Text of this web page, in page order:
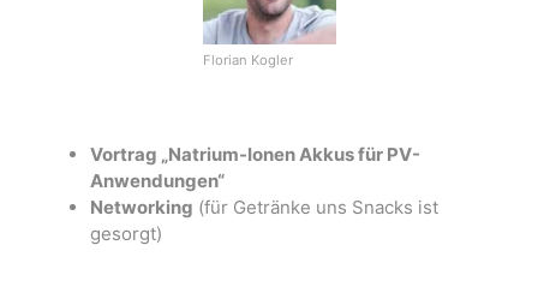
Florian Kogler
Vortrag „Natrium-Ionen Akkus für PV-
Anwendungen“
Networking (für Getränke uns Snacks ist
gesorgt)